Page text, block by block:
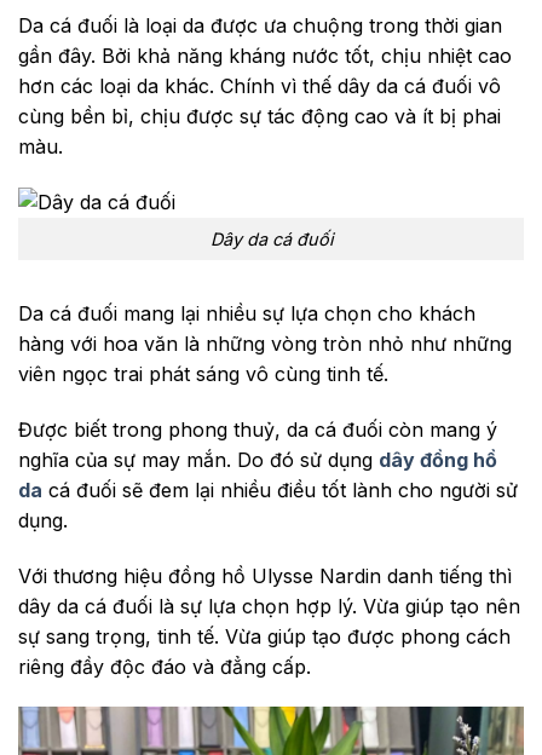
Da cá đuối là loại da được ưa chuộng trong thời gian
gần đây. Bởi khả năng kháng nước tốt, chịu nhiệt cao
hơn các loại da khác. Chính vì thế dây da cá đuối vô
cùng bền bỉ, chịu được sự tác động cao và ít bị phai
màu.
Dây da cá đuối
Da cá đuối mang lại nhiều sự lựa chọn cho khách
hàng với hoa văn là những vòng tròn nhỏ như những
viên ngọc trai phát sáng vô cùng tinh tế.
Được biết trong phong thuỷ, da cá đuối còn mang ý
nghĩa của sự may mắn. Do đó sử dụng dây đồng hồ
da cá đuối sẽ đem lại nhiều điều tốt lành cho người sử
dụng.
Với thương hiệu đồng hồ Ulysse Nardin danh tiếng thì
dây da cá đuối là sự lựa chọn hợp lý. Vừa giúp tạo nên
sự sang trọng, tinh tế. Vừa giúp tạo được phong cách
riêng đầy độc đáo và đẳng cấp.